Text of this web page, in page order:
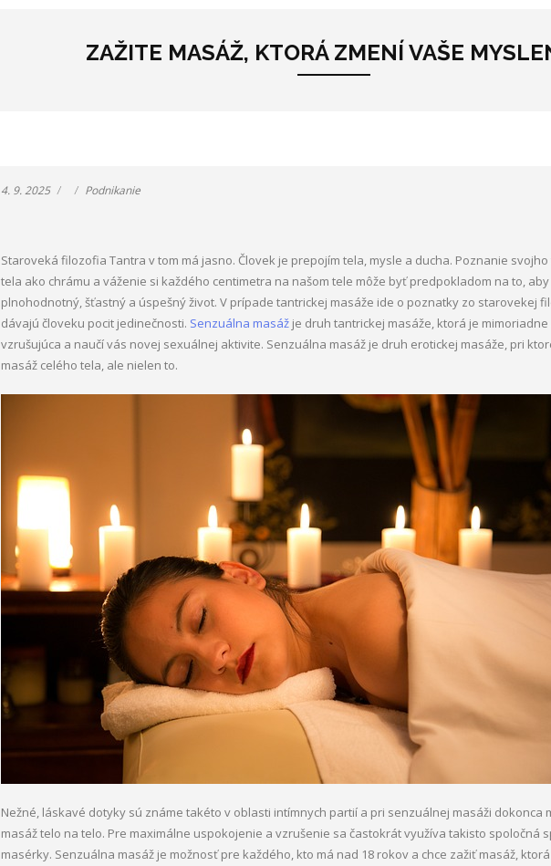
ZAŽITE MASÁŽ, KTORÁ ZMENÍ VAŠE
4. 9. 2025 Podnikanie
Staroveká filozofia Tantra v tom má jasno. Človek je prepojím tela, mysle a ducha. Poznanie
tela ako chrámu a váženie si každého centimetra na našom tele môže byť predpokladom na to, aby
plnohodnotný, šťastný a úspešný život. V prípade tantrickej masáže ide o poznatky zo starovekej
dávajú človeku pocit jedinečnosti. Senzuálna masážje druh tantrickej masáže, ktorá je
vzrušujúca a naučí vás novej sexuálnej aktivite. Senzuálna masáž je druh erotickej masáže, pri
masáž celého tela, ale nielen to.
Nežné, láskavé dotyky sú známe takéto v oblasti intímnych partií a pri senzuálnej masáži dokonca
masáž telo na telo. Pre maximálne uspokojenie a vzrušenie sa častokrát využíva takisto spoločná
masérky. Senzuálna masáž je možnosť pre každého, kto má nad 18 rokov a chce zažiť masáž,